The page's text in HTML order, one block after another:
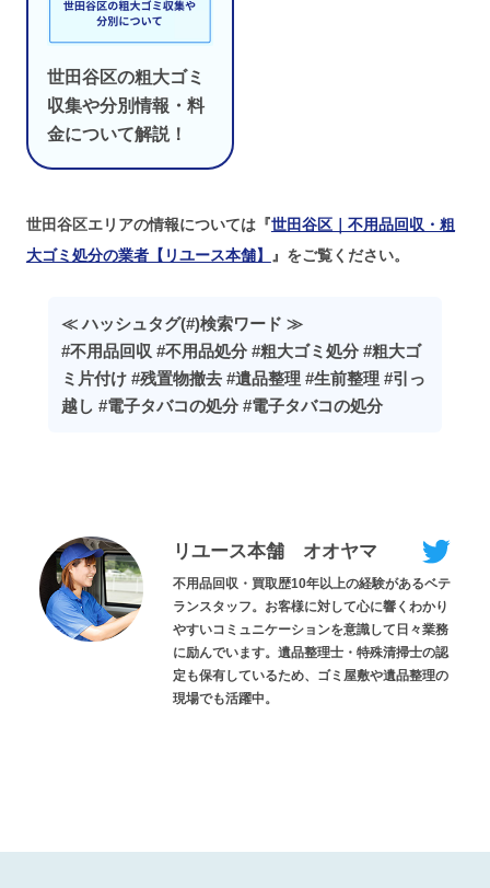
世田谷区の粗大ゴミ
収集や分別情報・料
金について解説！
世田谷区エリアの情報については『世田谷区｜不用品回収・粗
大ゴミ処分の業者【リユース本舗】
』をご覧ください。
≪ ハッシュタグ(#)検索ワード ≫
#不用品回収 #不用品処分 #粗大ゴミ処分 #粗大ゴ
ミ片付け #残置物撤去 #遺品整理 #生前整理 #引っ
越し #電子タバコの処分 #電子タバコの処分
リユース本舗 オオヤマ
不用品回収・買取歴10年以上の経験があるベテ
ランスタッフ。お客様に対して心に響くわかり
やすいコミュニケーションを意識して日々業務
に励んでいます。遺品整理士・特殊清掃士の認
定も保有しているため、ゴミ屋敷や遺品整理の
現場でも活躍中。